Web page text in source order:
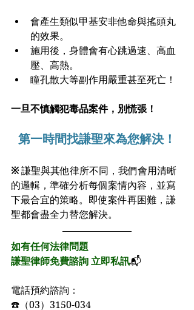
會產生類似甲基安非他命與搖頭丸
的效果。
施用後，身體會有心跳過速、高血
壓、高熱。
瞳孔散大等副作用嚴重甚至死亡！
一旦不慎觸犯毒品案件，別慌張！
第一時間找謙聖來為您解決！
※ 謙聖與其他律所不同，我們會用清晰
的邏輯，準確分析每個案情內容，並寫
下最合宜的策略。即使案件再困難，謙
聖都會盡全力替您解決。
如有任何法律問題﻿
謙聖律師免費諮詢 立即私訊📬﻿
電話預約諮詢：﻿
☎️（03）3150-034﻿